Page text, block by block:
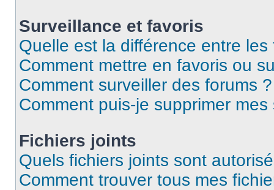
Surveillance et favoris
Quelle est la différence entre
Comment mettre en favoris ou
Comment surveiller des forums ?
Comment puis-je supprimer
Fichiers joints
Quels fichiers joints sont
Comment trouver tous mes